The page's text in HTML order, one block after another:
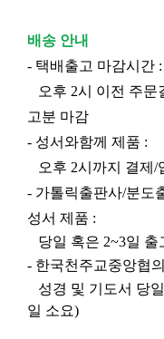
배송 안내
- 택배출고 마감시간 :
오후 2시 이전 주문
고분 마감
- 성서와함께 제품 :
오후 2시까지 결제/
- 가톨릭출판사/분도
성서 제품 :
당일 혹은 2~3일 출
- 한국천주교중앙협
성경 및 기도서 당
일 소요)